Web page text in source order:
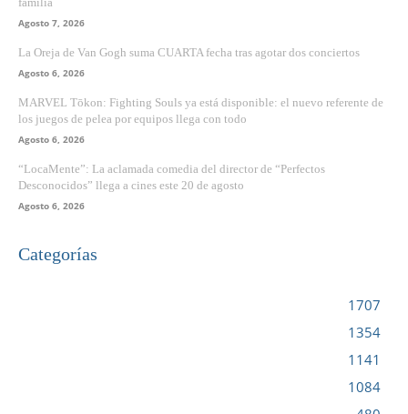
Agosto 7, 2026
La Oreja de Van Gogh suma CUARTA fecha tras agotar dos conciertos
Agosto 6, 2026
MARVEL Tōkon: Fighting Souls ya está disponible: el nuevo referente de
los juegos de pelea por equipos llega con todo
Agosto 6, 2026
“LocaMente”: La aclamada comedia del director de “Perfectos
Desconocidos” llega a cines este 20 de agosto
Agosto 6, 2026
Categorías
1707
1354
1141
1084